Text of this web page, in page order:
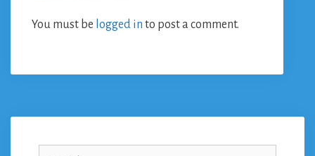
You must be logged in to post a comment.